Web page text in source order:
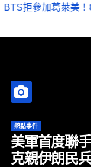
萊美！8000萬點閱
似SHINee
節怒了